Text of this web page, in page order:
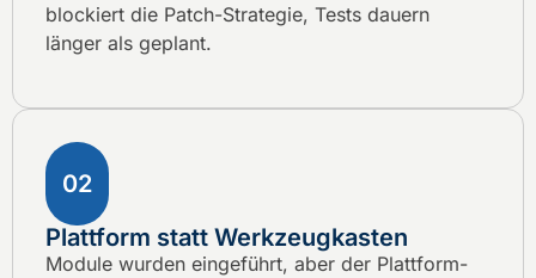
blockiert die Patch-Strategie, Tests dauern
länger als geplant.
02
Plattform statt Werkzeugkasten
Module wurden eingeführt, aber der Plattform-